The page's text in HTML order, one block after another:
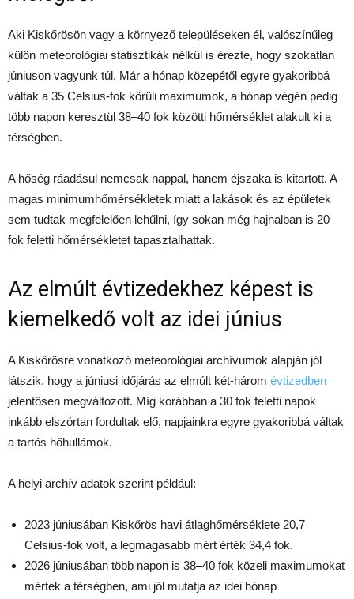
Aki Kiskőrösön vagy a környező településeken él, valószínűleg
külön meteorológiai statisztikák nélkül is érezte, hogy szokatlan
júniuson vagyunk túl. Már a hónap közepétől egyre gyakoribbá
váltak a 35 Celsius-fok körüli maximumok, a hónap végén pedig
több napon keresztül 38–40 fok közötti hőmérséklet alakult ki a
térségben.
A hőség ráadásul nemcsak nappal, hanem éjszaka is kitartott. A
magas minimumhőmérsékletek miatt a lakások és az épületek
sem tudtak megfelelően lehűlni, így sokan még hajnalban is 20
fok feletti hőmérsékletet tapasztalhattak.
Az elmúlt évtizedekhez képest is
kiemelkedő volt az idei június
A Kiskőrösre vonatkozó meteorológiai archívumok alapján jól
látszik, hogy a júniusi időjárás az elmúlt két-három évtizedben
jelentősen megváltozott. Míg korábban a 30 fok feletti napok
inkább elszórtan fordultak elő, napjainkra egyre gyakoribbá váltak
a tartós hőhullámok.
A helyi archív adatok szerint például:
2023 júniusában Kiskőrös havi átlaghőmérséklete 20,7
Celsius-fok volt, a legmagasabb mért érték 34,4 fok.
2026 júniusában több napon is 38–40 fok közeli maximumokat
mértek a térségben, ami jól mutatja az idei hónap